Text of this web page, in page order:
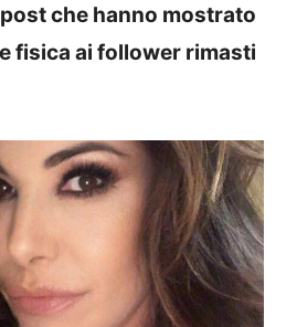
che hanno mostrato
fisica ai follower rimasti